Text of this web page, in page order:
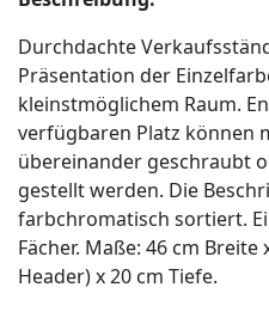
Durchdachte
Präsentation der
kleinstmöglichem Raum.
verfügbaren Platz können
übereinander geschraubt
gestellt werden. Die
farbchromatisch sortiert.
Fächer. Maße: 46 cm
Header) x 20 cm Tiefe.